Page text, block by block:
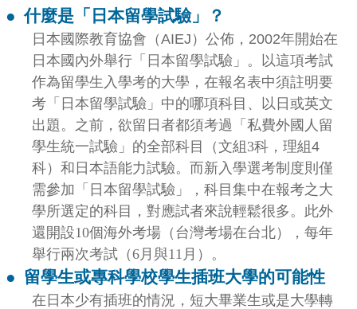
●什麼是「日本留學試驗」？
日本國際教育協會（AIEJ）公佈，2002年開始在
日本國內外舉行「日本留學試驗」。以這項考試
作為留學生入學考的大學，在報名表中須註明要
考「日本留學試驗」中的哪項科目、以日或英文
出題。 之前，欲留日者都須考過「私費外國人留
學生統一試驗」的全部科目（文組3科，理組4
科）和日本語能力試驗。而新入學選考制度則僅
需參加「日本留學試驗」，科目集中在報考之大
學所選定的科目，對應試者來說輕鬆很多。此外
還開設10個海外考場（台灣考場在台北），每年
舉行兩次考試（6 月與11 月）。
● 留學生或專科學校學生插班大學的可能性
在日本少有插班的情況，短大畢業生或是大學轉